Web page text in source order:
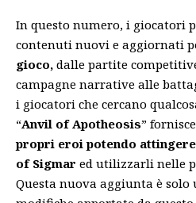
In questo numero, i giocatori
contenuti nuovi e aggiornati
gioco, dalle partite
campagne narrative alle
i giocatori che cercano
“Anvil of Apotheosis”
propri eroi potendo
of Sigmar ed utilizzarli nelle
Questa nuova aggiunta è